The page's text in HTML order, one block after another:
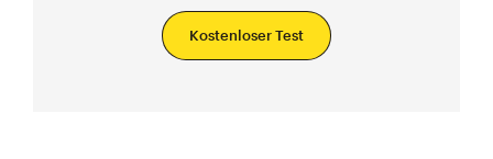
Kostenloser Test